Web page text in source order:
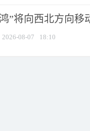
”将向西北方向移
2026-08-07 18:10